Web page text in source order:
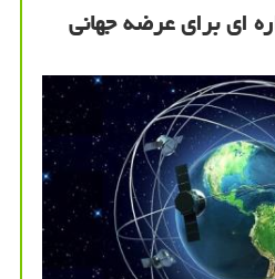
ای برای عرضه جهانی